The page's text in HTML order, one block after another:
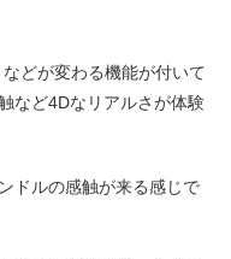
どが変わる機能が付いて
など4Dなリアルさが体験
ドルの感触が来る感じで